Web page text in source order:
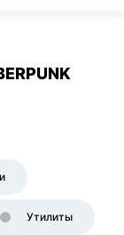
Утилиты